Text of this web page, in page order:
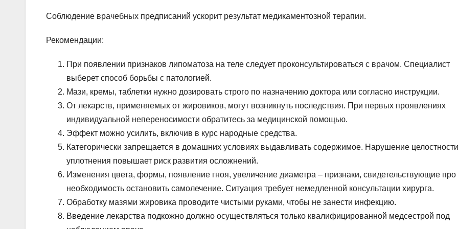
Соблюдение врачебных предписаний ускорит результат медикаментозной терапии.
Рекомендации:
При появлении признаков липоматоза на теле следует проконсультироваться с врачом. Специалист
выберет способ борьбы с патологией.
Мази, кремы, таблетки нужно дозировать строго по назначению доктора или согласно инструкции.
От лекарств, применяемых от жировиков, могут возникнуть последствия. При первых проявлениях
индивидуальной непереносимости обратитесь за медицинской помощью.
Эффект можно усилить, включив в курс народные средства.
Категорически запрещается в домашних условиях выдавливать содержимое. Нарушение целостности
уплотнения повышает риск развития осложнений.
Изменения цвета, формы, появление гноя, увеличение диаметра – признаки, свидетельствующие про
необходимость остановить самолечение. Ситуация требует немедленной консультации хирурга.
Обработку мазями жировика проводите чистыми руками, чтобы не занести инфекцию.
Введение лекарства подкожно должно осуществляться только квалифицированной медсестрой под